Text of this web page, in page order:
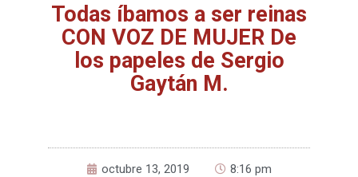
Todas íbamos a ser reinas
CON VOZ DE MUJER De
los papeles de Sergio
Gaytán M.
octubre 13, 2019 8:16 pm